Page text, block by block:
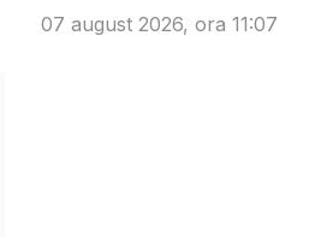
07 august 2026, ora 11:07